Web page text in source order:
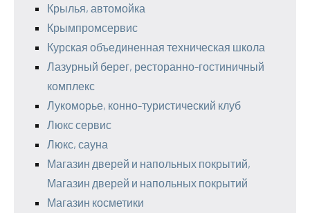
Крылья, автомойка
Крымпромсервис
Курская объединенная техническая школа
Лазурный берег, ресторанно-гостиничный
комплекс
Лукоморье, конно-туристический клуб
Люкс сервис
Люкс, сауна
Магазин дверей и напольных покрытий,
Магазин дверей и напольных покрытий
Магазин косметики